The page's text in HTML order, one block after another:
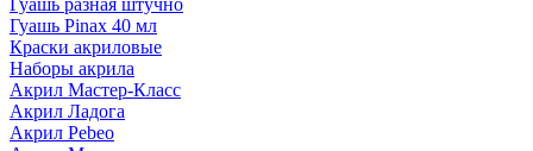
Гуашь разная штучно
Гуашь Pinax 40 мл
Краски акриловые
Наборы акрила
Акрил Мастер-Класс
Акрил Ладога
Акрил Pebeo